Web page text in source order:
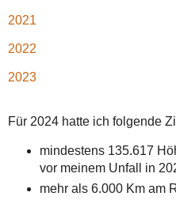
2021
2022
2023
Für 2024 hatte ich folgende
mindestens 135.617
vor meinem Unfall in
mehr als 6.000 Km am